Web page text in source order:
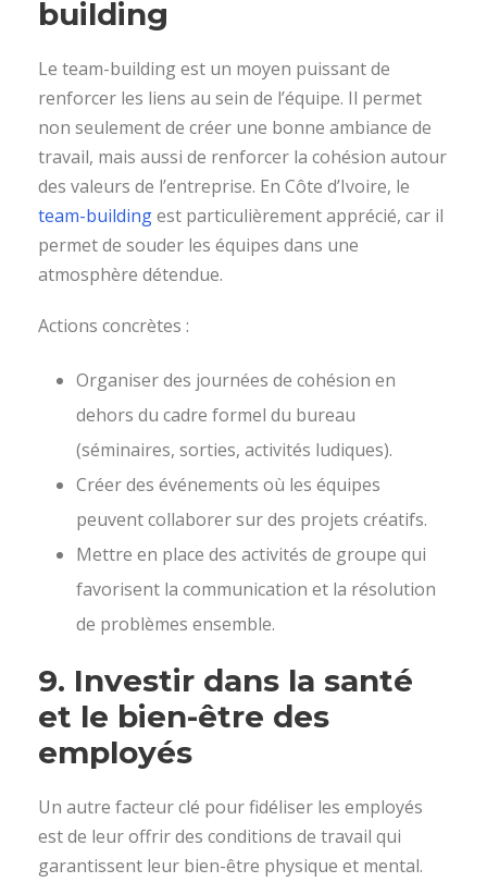
building
Le team-building est un moyen puissant de
renforcer les liens au sein de l’équipe. Il permet
non seulement de créer une bonne ambiance de
travail, mais aussi de renforcer la cohésion autour
des valeurs de l’entreprise. En Côte d’Ivoire, le
team-buildingest particulièrement apprécié, car il
permet de souder les équipes dans une
atmosphère détendue.
Actions concrètes :
Organiser des journées de cohésion en
dehors du cadre formel du bureau
(séminaires, sorties, activités ludiques).
Créer des événements où les équipes
peuvent collaborer sur des projets créatifs.
Mettre en place des activités de groupe qui
favorisent la communication et la résolution
de problèmes ensemble.
9. Investir dans la santé
et le bien-être des
employés
Un autre facteur clé pour fidéliser les employés
est de leur offrir des conditions de travail qui
garantissent leur bien-être physique et mental.